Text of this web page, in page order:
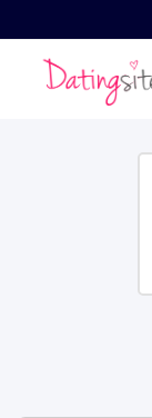
Nodig
Deze cookies
Om de
functionaliteit
deze